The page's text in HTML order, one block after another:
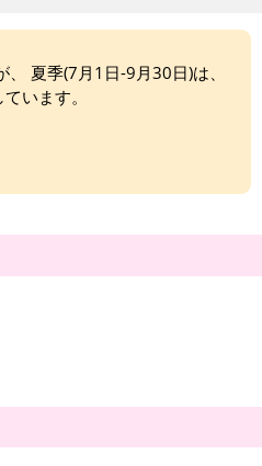
、 夏季(7月1日-9月30日)は、
います。